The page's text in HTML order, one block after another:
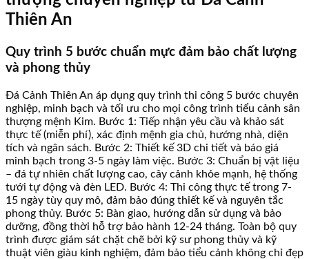
Thiên An
Quy trình 5 bước chuẩn mực đảm bảo chất lượng
và phong thủy
Đá Cảnh Thiên An áp dụng quy trình thi công 5 bước chuyên
nghiệp, minh bạch và tối ưu cho mọi công trình tiểu cảnh sân
thượng mệnh Kim. Bước 1: Tiếp nhận yêu cầu và khảo sát
thực tế (miễn phí), xác định mệnh gia chủ, hướng nhà, diện
tích và ngân sách. Bước 2: Thiết kế 3D chi tiết và báo giá
minh bạch trong 3-5 ngày làm việc. Bước 3: Chuẩn bị vật liệu
– đá tự nhiên chất lượng cao, cây cảnh khỏe mạnh, hệ thống
tưới tự động và đèn LED. Bước 4: Thi công thực tế trong 7-
15 ngày tùy quy mô, đảm bảo đúng thiết kế và nguyên tắc
phong thủy. Bước 5: Bàn giao, hướng dẫn sử dụng và bảo
dưỡng, đồng thời hỗ trợ bảo hành 12-24 tháng. Toàn bộ quy
trình được giám sát chặt chẽ bởi kỹ sư phong thủy và kỹ
thuật viên giàu kinh nghiệm, đảm bảo tiểu cảnh không chỉ đẹp